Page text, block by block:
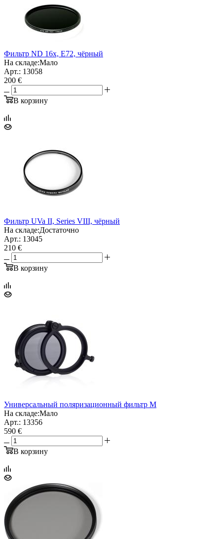
Фильтр ND 16x, E72, чёрный
На складе:Мало
Арт.: 13058
200 €
В корзину
Фильтр UVa II, Series VIII, чёрный
На складе:Достаточно
Арт.: 13045
210 €
В корзину
Универсальный поляризационный фильтр М
На складе:Мало
Арт.: 13356
590 €
В корзину